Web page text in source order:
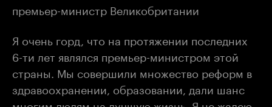
премьер-министр Великобритании
Я очень горд, что на протяжении последних
6-ти лет являлся премьер-министром этой
страны. Мы совершили множество реформ в
здравоохранении, образовании, дали шанс